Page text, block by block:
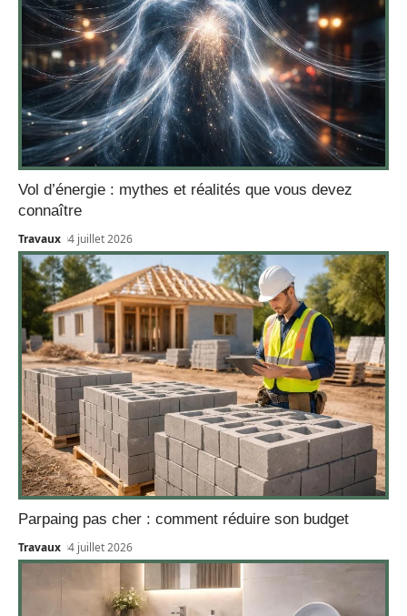
Vol d’énergie : mythes et réalités que vous devez
connaître
Travaux 4 juillet 2026
Parpaing pas cher : comment réduire son budget
Travaux 4 juillet 2026